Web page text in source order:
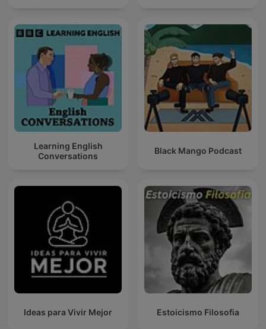
Learning English
Conversations
Black Mango Podcast
Ideas para Vivir Mejor Estoicismo Filosofia